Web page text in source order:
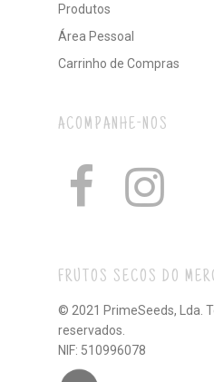
Produtos
Área Pessoal
Carrinho de Compras
ACOMPANHE-NOS
FRUTOS SECOS DO
© 2021 PrimeSeeds, Lda.
reservados.
NIF: 510996078